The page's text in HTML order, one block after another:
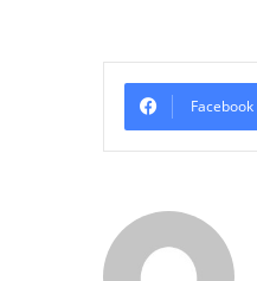
Facebook